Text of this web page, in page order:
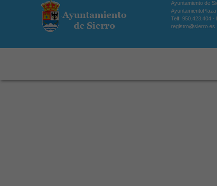
Ayuntamiento de
Telf: 950.423.404 -
registro@sierro.es